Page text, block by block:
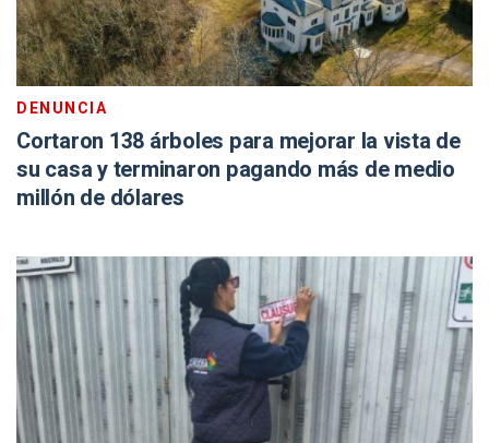
DENUNCIA
Cortaron 138 árboles para mejorar la vista de
su casa y terminaron pagando más de medio
millón de dólares